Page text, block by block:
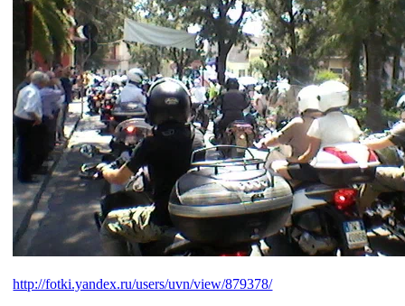
http://fotki.yandex.ru/users/uvn/view/879378/